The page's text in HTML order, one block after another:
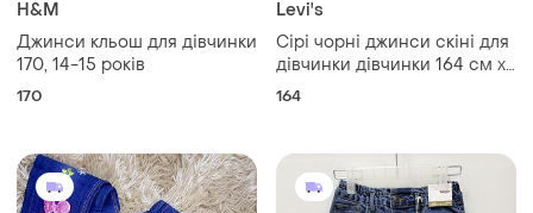
H&M
Джинси кльош для дівчинки
170, 14-15 років
170
Levi's
Сірі чорні джинси скіні для
дівчинки дівчинки 164 см xs
14 років levi’s 510 skinny
164